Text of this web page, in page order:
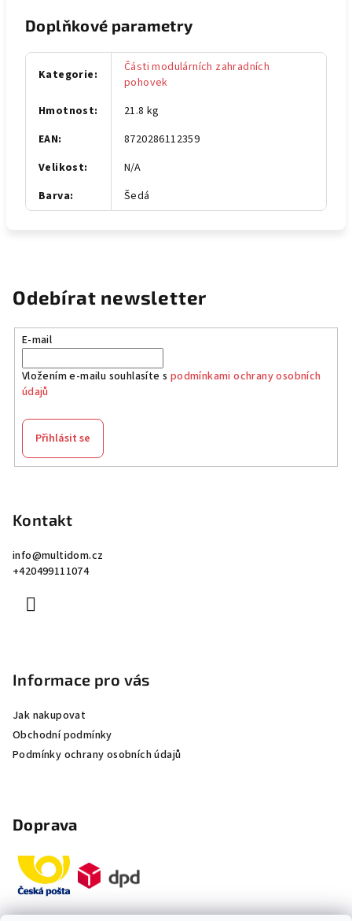
Doplňkové parametry
Kategorie:
Části modulárních zahradních
pohovek
Hmotnost:
21.8 kg
EAN:
8720286112359
Velikost:
N/A
Barva: Šedá
Odebírat newsletter
E-mail
Vložením e-mailu souhlasíte s podmínkami ochrany osobních
údajů
Přihlásit se
Kontakt
info@multidom.cz
+420499111074
Informace pro vás
Jak nakupovat
Obchodní podmínky
Podmínky ochrany osobních údajů
Doprava